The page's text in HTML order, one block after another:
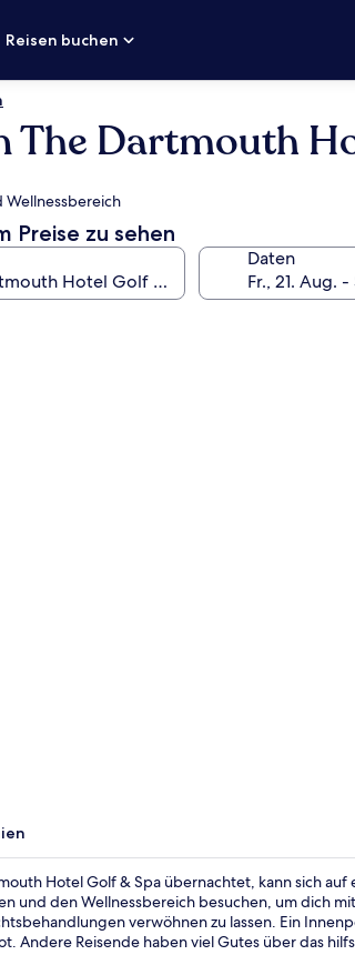
Reisen buchen
The Dartmouth
Wellnessbereich
Preise zu sehen
Daten
Hotel Golf & Spa übernachtet, kann sich
und den Wellnessbereich besuchen, um dich
verwöhnen zu lassen. Ein
Andere Reisende haben viel Gutes über das